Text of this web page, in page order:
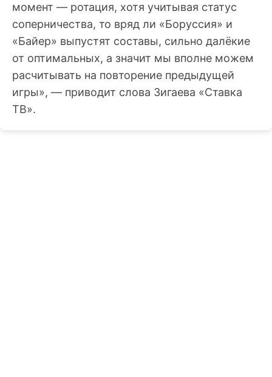
момент — ротация, хотя учитывая статус
соперничества, то вряд ли «Боруссия» и
«Байер» выпустят составы, сильно далёкие
от оптимальных, а значит мы вполне можем
расчитывать на повторение предыдущей
игры», — приводит слова Зигаева «Ставка
ТВ».